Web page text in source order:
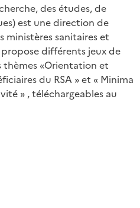
des études, de
est une direction de
ministères sanitaires et
différents jeux de
«Orientation et
du RSA » et « Minima
» , téléchargeables au